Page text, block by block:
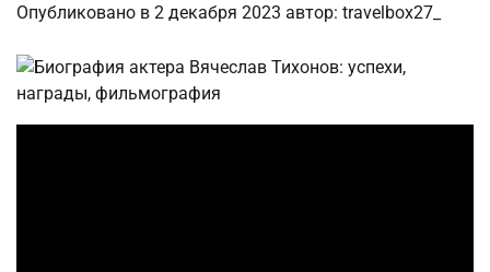
Опубликовано в 2 декабря 2023 автор: travelbox27_